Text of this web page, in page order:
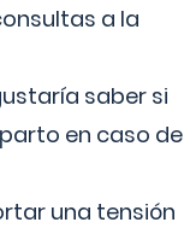
a la
saber si
en caso de
una tensión